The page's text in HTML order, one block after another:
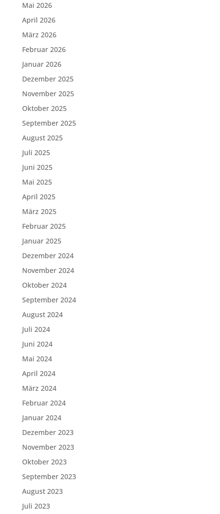
Mai 2026
April 2026
März 2026
Februar 2026
Januar 2026
Dezember 2025
November 2025
Oktober 2025
September 2025
August 2025
Juli 2025
Juni 2025
Mai 2025
April 2025
März 2025
Februar 2025
Januar 2025
Dezember 2024
November 2024
Oktober 2024
September 2024
August 2024
Juli 2024
Juni 2024
Mai 2024
April 2024
März 2024
Februar 2024
Januar 2024
Dezember 2023
November 2023
Oktober 2023
September 2023
August 2023
Juli 2023